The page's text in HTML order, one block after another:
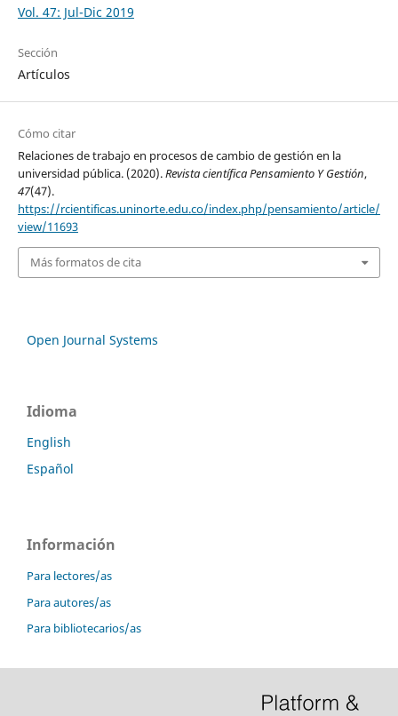
Vol. 47: Jul-Dic 2019
Sección
Artículos
Cómo citar
Relaciones de trabajo en procesos de cambio de gestión en la
universidad pública. (2020).Revista científica Pensamiento Y Gestión,
47(47).
https://rcientificas.uninorte.edu.co/index.php/pensamiento/article/
view/11693
Más formatos de cita
Open Journal Systems
Idioma
English
Español
Información
Para lectores/as
Para autores/as
Para bibliotecarios/as